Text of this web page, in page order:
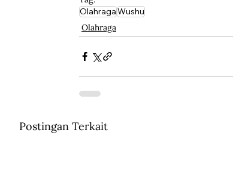
OlahragaWushu
Olahraga
Postingan Terkait